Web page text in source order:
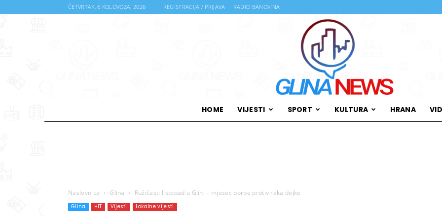
ČETVRTAK, 6 KOLOVOZA, 2026 REGISTRACIJA / PRIJAVA RADIO BANOVINA
HOME VIJESTI SPORT KULTURA HRANA
Naslovnica Glina Ružičasti listopad u Glini – mjesec borbe protiv raka dojke
Glina HIT Vijesti Lokalne vijesti